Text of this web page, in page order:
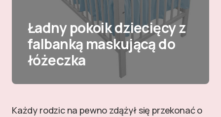
Ładny pokoik dziecięcy z
falbanką maskującą do
łóżeczka
Każdy rodzic na pewno zdążył się przekonać o